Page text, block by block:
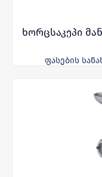
ხორცსაკეპი
ფასების